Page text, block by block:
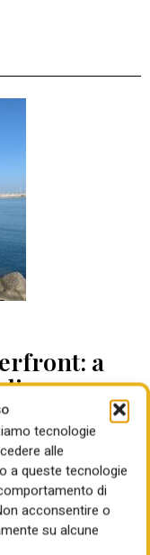
tecnologie
alle
a queste tecnologie
di
acconsentire o
su alcune
a